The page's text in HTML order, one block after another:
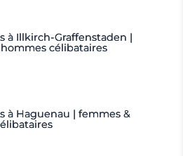
à Illkirch-Graffenstaden |
célibataires
à Haguenau | femmes &